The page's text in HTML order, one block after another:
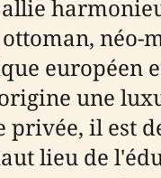
néo-
européen
une
privée, il est
lieu de